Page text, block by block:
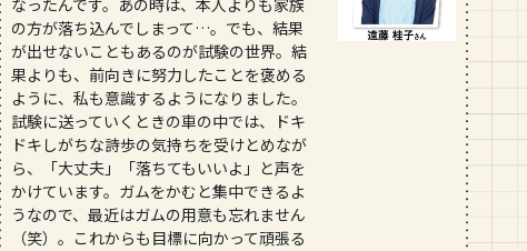
なったんです。あの時は、本人よりも家族
の方が落ち込んでしまって…。でも、結果
が出せないこともあるのが試験の世界。結
果よりも、前向きに努力したことを褒める
ように、私も意識するようになりました。
試験に送っていくときの車の中では、ドキ
ドキしがちな詩歩の気持ちを受けとめなが
ら、「大丈夫」「落ちてもいいよ」と声を
かけています。ガムをかむと集中できるよ
うなので、最近はガムの用意も忘れません
（笑）。これからも目標に向かって頑張る